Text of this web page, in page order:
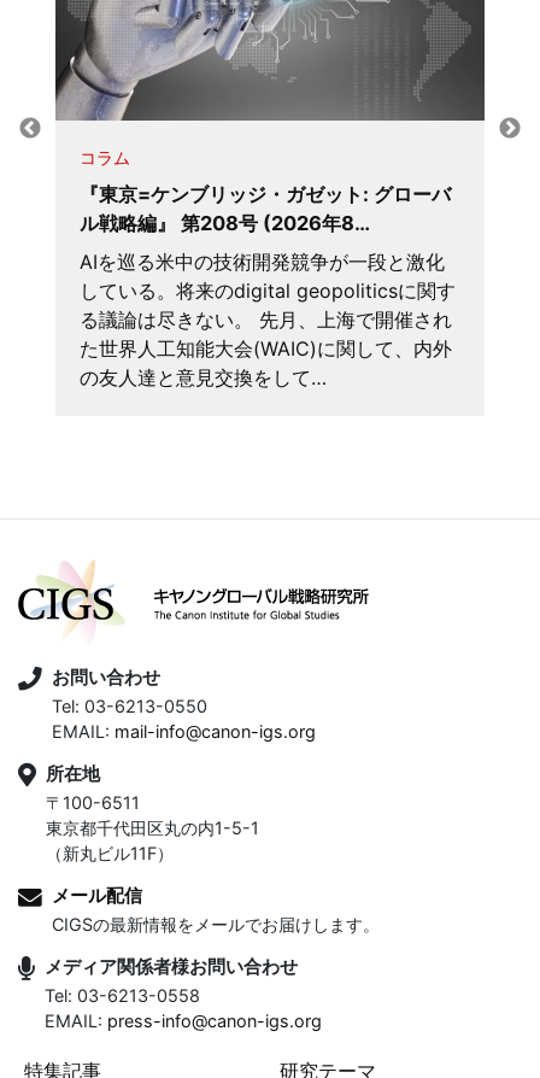
コラム
『東京=ケンブリッジ・ガゼット: グローバ
ル戦略編』 第208号 (2026年8…
AIを巡る米中の技術開発競争が一段と激化
している。将来のdigital geopoliticsに関す
る議論は尽きない。 先月、上海で開催され
た世界人工知能大会(WAIC)に関して、内外
の友人達と意見交換をして…
お問い合わせ
Tel: 03-6213-0550
EMAIL: mail-info@canon-igs.org
所在地
〒100-6511
東京都千代田区丸の内1-5-1
（新丸ビル11F）
メール配信
CIGSの最新情報をメールでお届けします。
メディア関係者様お問い合わせ
Tel: 03-6213-0558
EMAIL: press-info@canon-igs.org
特集記事 研究テーマ